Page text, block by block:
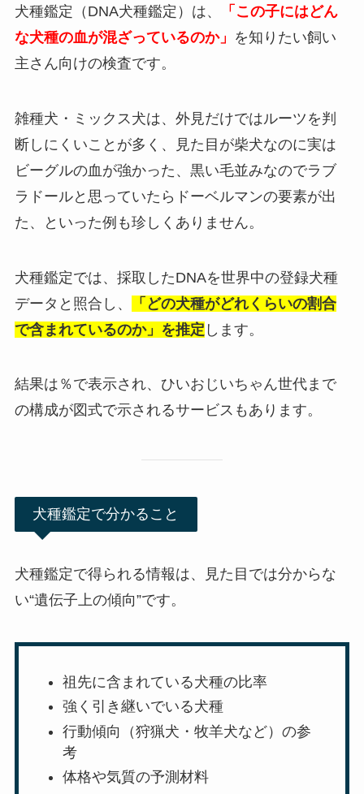
犬種鑑定（DNA犬種鑑定）は、
「この子にはどん
な犬種の血が混ざっているのか」 を知りたい飼い
主さん向けの検査です。
雑種犬・ミックス犬は、外見だけではルーツを判
断しにくいことが多く、見た目が柴犬なのに実は
ビーグルの血が強かった、黒い毛並みなのでラブ
ラドールと思っていたらドーベルマンの要素が出
た、といった例も珍しくありません。
犬種鑑定では、採取したDNAを世界中の登録犬種
データと照合し、
「どの犬種がどれくらいの割合
で含まれているのか」を推定 します。
結果は％で表示され、ひいおじいちゃん世代まで
の構成が図式で示されるサービスもあります。
犬種鑑定で分かること
犬種鑑定で得られる情報は、見た目では分からな
い“遺伝子上の傾向”です。
祖先に含まれている犬種の比率
強く引き継いでいる犬種
行動傾向（狩猟犬・牧羊犬など）の参
考
体格や気質の予測材料